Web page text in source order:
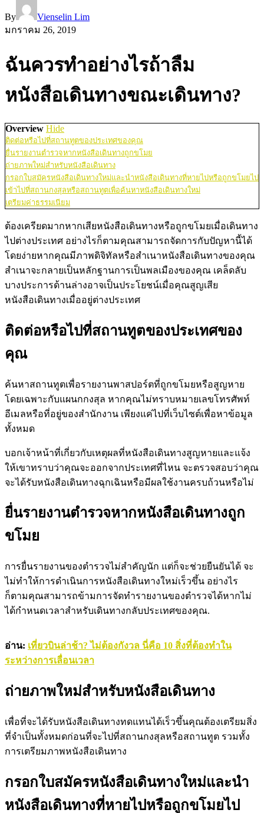
By
Vienselin Lim
มกราคม 26, 2019
ฉันควรทำอย่างไรถ้าลืม
หนังสือเดินทางขณะเดินทาง?
Overview Hide
ติดต่อหรือไปที่สถานทูตของประเทศของคุณ
ยื่นรายงานตำรวจหากหนังสือเดินทางถูกขโมย
ถ่ายภาพใหม่สำหรับหนังสือเดินทาง
กรอกใบสมัครหนังสือเดินทางใหม่และนำหนังสือเดินทางที่หายไปหรือถูกขโมยไป
เข้าไปที่สถานกงสุลหรือสถานทูตเพื่อค้นหาหนังสือเดินทางใหม่
เตรียมค่าธรรมเนียม
ต้องเครียดมากหากเสียหนังสือเดินทางหรือถูกขโมยเมื่อเดินทาง
ไปต่างประเทศ อย่างไรก็ตามคุณสามารถจัดการกับปัญหานี้ได้
โดยง่ายหากคุณมีภาพดิจิทัลหรือสำเนาหนังสือเดินทางของคุณ
สำเนาจะกลายเป็นหลักฐานการเป็นพลเมืองของคุณ เคล็ดลับ
บางประการด้านล่างอาจเป็นประโยชน์เมื่อคุณสูญเสีย
หนังสือเดินทางเมื่ออยู่ต่างประเทศ
ติดต่อหรือไปที่สถานทูตของประเทศของ
คุณ
ค้นหาสถานทูตเพื่อรายงานพาสปอร์ตที่ถูกขโมยหรือสูญหาย
โดยเฉพาะกับแผนกกงสุล หากคุณไม่ทราบหมายเลขโทรศัพท์
อีเมลหรือที่อยู่ของสำนักงาน เพียงแค่ไปที่เว็บไซต์เพื่อหาข้อมูล
ทั้งหมด
บอกเจ้าหน้าที่เกี่ยวกับเหตุผลที่หนังสือเดินทางสูญหายและแจ้ง
ให้เขาทราบว่าคุณจะออกจากประเทศที่ไหน จะตรวจสอบว่าคุณ
จะได้รับหนังสือเดินทางฉุกเฉินหรือมีผลใช้งานครบถ้วนหรือไม่
ยื่นรายงานตำรวจหากหนังสือเดินทางถูก
ขโมย
การยื่นรายงานของตำรวจไม่สำคัญนัก แต่ก็จะช่วยยืนยันได้ จะ
ไม่ทำให้การดำเนินการหนังสือเดินทางใหม่เร็วขึ้น อย่างไร
ก็ตามคุณสามารถข้ามการจัดทำรายงานของตำรวจได้หากไม่
ได้กำหนดเวลาสำหรับเดินทางกลับประเทศของคุณ.
อ่าน: เที่ยวบินล่าช้า? ไม่ต้องกังวล นี่คือ 10 สิ่งที่ต้องทำใน
ระหว่างการเลื่อนเวลา
ถ่ายภาพใหม่สำหรับหนังสือเดินทาง
เพื่อที่จะได้รับหนังสือเดินทางทดแทนได้เร็วขึ้นคุณต้องเตรียมสิ่ง
ที่จำเป็นทั้งหมดก่อนที่จะไปที่สถานกงสุลหรือสถานทูต รวมทั้ง
การเตรียมภาพหนังสือเดินทาง
กรอกใบสมัครหนังสือเดินทางใหม่และนำ
หนังสือเดินทางที่หายไปหรือถูกขโมยไป